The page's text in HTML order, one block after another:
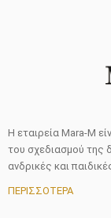
Η εταιρεία Mara-M
του σχεδιασμού της
ανδρικές και
ΠΕΡΙΣΣΟΤΕΡΑ